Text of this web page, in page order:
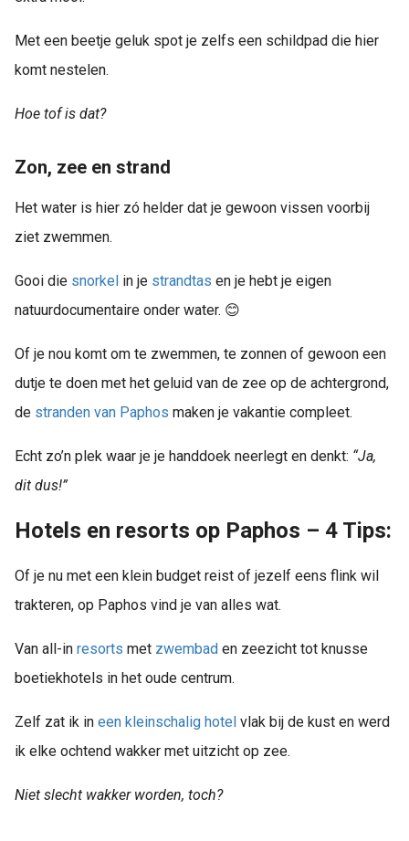
Met een beetje geluk spot je zelfs een schildpad die hier
komt nestelen.
Hoe tof is dat?
Zon, zee en strand
Het water is hier zó helder dat je gewoon vissen voorbij
ziet zwemmen.
Gooi die snorkel in je strandtas en je hebt je eigen
natuurdocumentaire onder water. 😊
Of je nou komt om te zwemmen, te zonnen of gewoon een
dutje te doen met het geluid van de zee op de achtergrond,
de stranden van Paphos maken je vakantie compleet.
Echt zo’n plek waar je je handdoek neerlegt en denkt: “Ja,
dit dus!”
Hotels en resorts op Paphos – 4 Tips:
Of je nu met een klein budget reist of jezelf eens flink wil
trakteren, op Paphos vind je van alles wat.
Van all-in resorts met zwembad en zeezicht tot knusse
boetiekhotels in het oude centrum.
Zelf zat ik in een kleinschalig hotel vlak bij de kust en werd
ik elke ochtend wakker met uitzicht op zee.
Niet slecht wakker worden, toch?